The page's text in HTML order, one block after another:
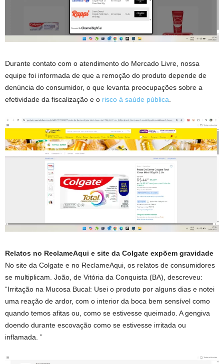
Durante contato com o atendimento do Mercado Livre, nossa
equipe foi informada de que a remoção do produto depende de
denúncia do consumidor, o que levanta preocupações sobre a
efetividade da fiscalização e o risco à saúde pública.
Relatos no ReclameAqui e site da Colgate expõem gravidade
No site da Colgate e no ReclameAqui, os relatos de consumidores
se multiplicam. João, de Vitória da Conquista (BA), descreveu:
“Irritação na Mucosa Bucal: Usei o produto por alguns dias e notei
uma reação de ardor, com o interior da boca bem sensível como
quando temos afitas ou, como se estivesse queimado. A gengiva
doendo durante escovação como se estivesse irritada ou
inflamada. ”